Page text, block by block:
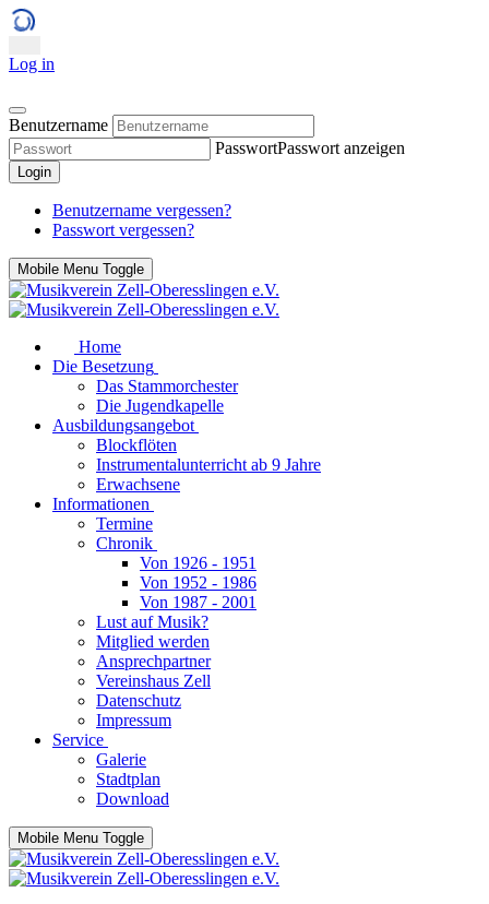
Log in
Benutzername
PasswortPasswort anzeigen
Login
Benutzername vergessen?
Passwort vergessen?
Mobile Menu Toggle
Home
Die Besetzung
Das Stammorchester
Die Jugendkapelle
Ausbildungsangebot
Blockflöten
Instrumentalunterricht ab 9 Jahre
Erwachsene
Informationen
Termine
Chronik
Von 1926 - 1951
Von 1952 - 1986
Von 1987 - 2001
Lust auf Musik?
Mitglied werden
Ansprechpartner
Vereinshaus Zell
Datenschutz
Impressum
Service
Galerie
Stadtplan
Download
Mobile Menu Toggle